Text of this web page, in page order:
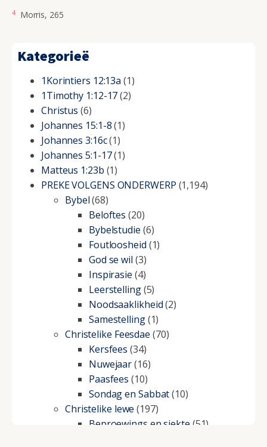
4Morris, 265
Kategorieë
1Korintiers 12:13a (1)
1Timothy 1:12-17(2)
Christus (6)
Johannes 15:1-8(1)
Johannes 3:16c(1)
Johannes 5:1-17(1)
Matteus 1:23b (1)
PREKE VOLGENS ONDERWERP (1,194)
Bybel(68)
Beloftes (20)
Bybelstudie (6)
Foutloosheid (1)
God se wil (3)
Inspirasie (4)
Leerstelling(5)
Noodsaaklikheid(2)
Samestelling(1)
Christelike Feesdae (70)
Kersfees (34)
Nuwejaar(16)
Paasfees (10)
Sondag en Sabbat(10)
Christelike lewe (197)
Beproewings en siekte (51)